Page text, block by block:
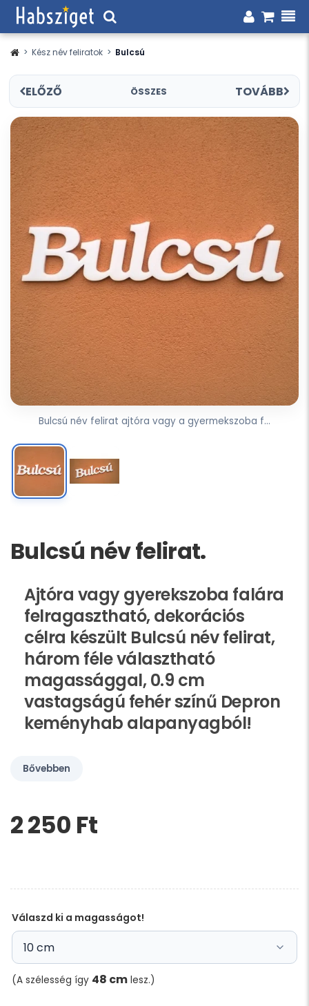
> Kész név feliratok > Bulcsú
ELŐZŐ ÖSSZES TOVÁBB
Bulcsú név felirat ajtóra vagy a gyermekszoba f...
Bulcsú név felirat.
Ajtóra vagy gyerekszoba falára
felragasztható, dekorációs
célra készült Bulcsú név felirat,
három féle választható
magassággal, 0.9 cm
vastagságú fehér színű Depron
keményhab alapanyagból!
Bővebben
Kérem,
hagyja
2 250 Ft‎
Válaszd ki a magasságot!
(A szélesség így 48 cm lesz.)